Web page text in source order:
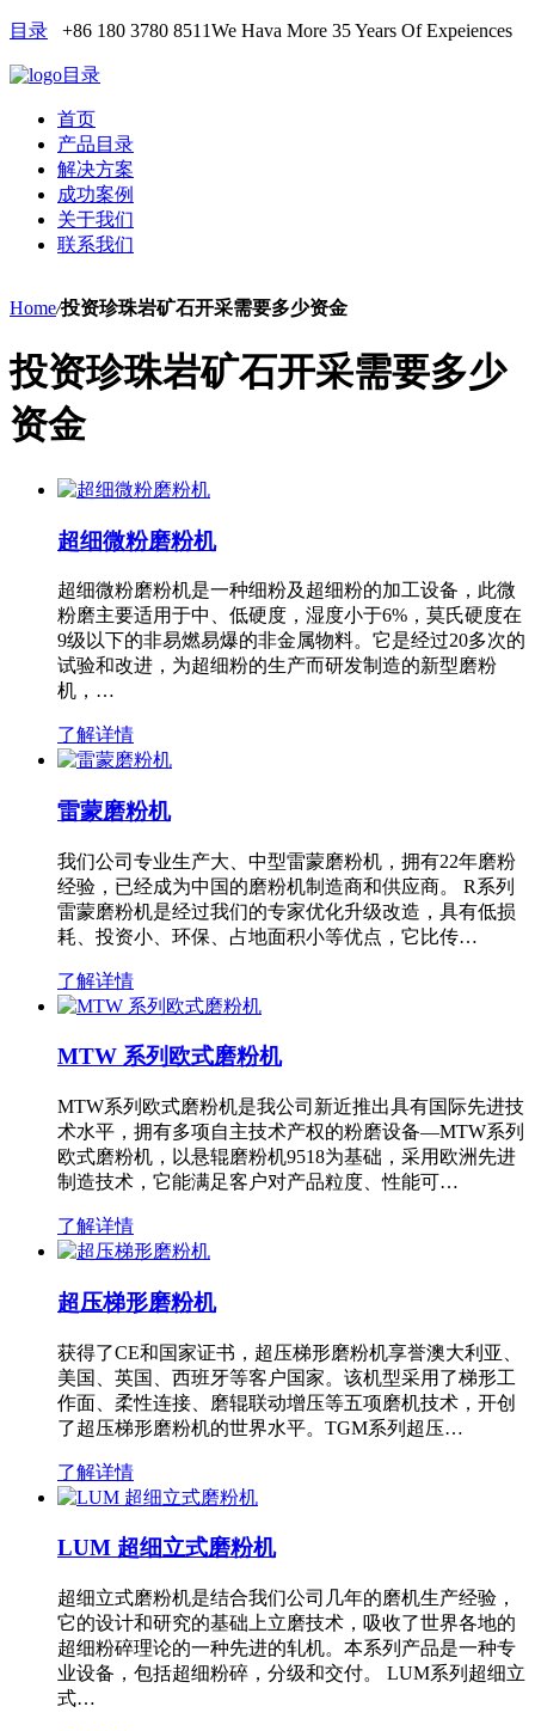
目录 +86 180 3780 8511We Hava More 35 Years Of Expeiences
目录
首页
产品目录
解决方案
成功案例
关于我们
联系我们
Home/投资珍珠岩矿石开采需要多少资金
投资珍珠岩矿石开采需要多少
资金
超细微粉磨粉机
超细微粉磨粉机是一种细粉及超细粉的加工设备，此微
粉磨主要适用于中、低硬度，湿度小于6%，莫氏硬度在
9级以下的非易燃易爆的非金属物料。它是经过20多次的
试验和改进，为超细粉的生产而研发制造的新型磨粉
机，…
了解详情
雷蒙磨粉机
我们公司专业生产大、中型雷蒙磨粉机，拥有22年磨粉
经验，已经成为中国的磨粉机制造商和供应商。 R系列
雷蒙磨粉机是经过我们的专家优化升级改造，具有低损
耗、投资小、环保、占地面积小等优点，它比传…
了解详情
MTW 系列欧式磨粉机
MTW系列欧式磨粉机是我公司新近推出具有国际先进技
术水平，拥有多项自主技术产权的粉磨设备—MTW系列
欧式磨粉机，以悬辊磨粉机9518为基础，采用欧洲先进
制造技术，它能满足客户对产品粒度、性能可…
了解详情
超压梯形磨粉机
获得了CE和国家证书，超压梯形磨粉机享誉澳大利亚、
美国、英国、西班牙等客户国家。该机型采用了梯形工
作面、柔性连接、磨辊联动增压等五项磨机技术，开创
了超压梯形磨粉机的世界水平。TGM系列超压…
了解详情
LUM 超细立式磨粉机
超细立式磨粉机是结合我们公司几年的磨机生产经验，
它的设计和研究的基础上立磨技术，吸收了世界各地的
超细粉碎理论的一种先进的轧机。本系列产品是一种专
业设备，包括超细粉碎，分级和交付。 LUM系列超细立
式…